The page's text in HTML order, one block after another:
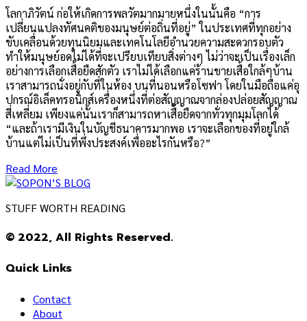
โลกาภิวัตน์ ก่อให้เกิดการพลวัตมากมายหนึ่งในนั้นคือ “การ
เปลี่ยนแปลงทัศนคติของมนุษย์ต่อถิ่นที่อยู่” ในประเทศที่ทุกอย่าง
ขับเคลื่อนด้วยทุนนิยมและเทคโนโลยีอำนวยความสะดวกรอบตัว
ทำให้มนุษย์อดไม่ได้ที่จะเปรียบเทียบสิ่งต่างๆ ไม่ว่าจะเป็นเรื่องเล็ก
อย่างการเลือกเสื้อยืดสักตัว เราไม่ได้เลือกแค่ร้านขายเสื้อใกล้ๆบ้าน
เราสามารถนั่งอยู่กับที่ในห้อง บนที่นอนหรือโซฟา โดยในมือถือแค่อุ
ปกรณ์อิเล็คทรอนิกส์เครื่องหนึ่งที่ต่อสัญญาณจากล่องปล่อยสัญญาณ
สี่เหลี่ยม เพียงแค่นั้นเราก็สามารถหาเสื้อยืดจากทั่วทุกมุมโลกได้
“และถ้าเรามีเงินในบัญชีธนาคารมากพอ เราจะเลือกของที่อยู่ใกล้
บ้านแต่ไม่เป็นที่พึ่งประสงค์เพื่ออะไรกันหรือ?”
Read More
STUFF WORTH READING
© 2022, All Rights Reserved.
Quick Links
Contact
About